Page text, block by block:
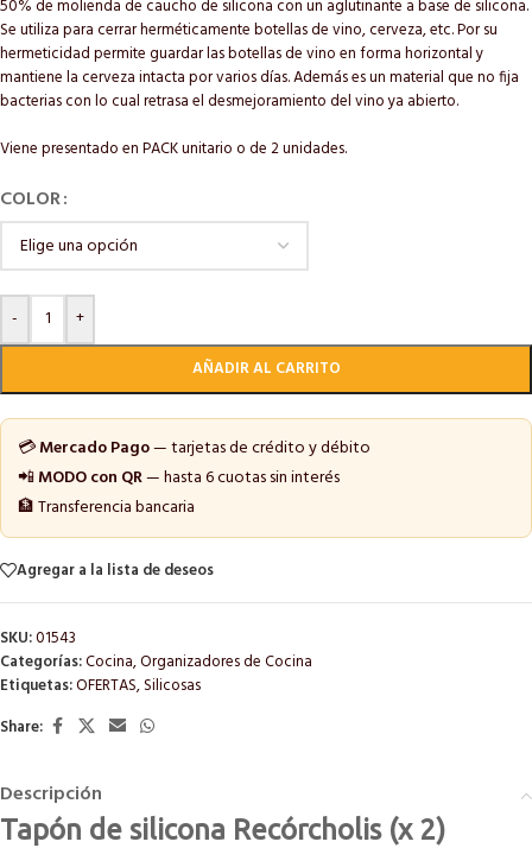
50% de molienda de caucho de silicona con un aglutinante a base de silicona.
Se utiliza para cerrar herméticamente botellas de vino, cerveza, etc. Por su
hermeticidad permite guardar las botellas de vino en forma horizontal y
mantiene la cerveza intacta por varios días. Además es un material que no fija
bacterias con lo cual retrasa el desmejoramiento del vino ya abierto.
Viene presentado en PACK unitario o de 2 unidades.
COLOR
-
+
AÑADIR AL CARRITO
💳Mercado Pago— tarjetas de crédito y débito
📲MODO con QR— hasta 6 cuotas sin interés
🏦 Transferencia bancaria
Agregar a la lista de deseos
SKU:01543
Categorías:Cocina,Organizadores de Cocina
Etiquetas:OFERTAS,Silicosas
Share:
Descripción
Tapón de silicona Recórcholis (x 2)